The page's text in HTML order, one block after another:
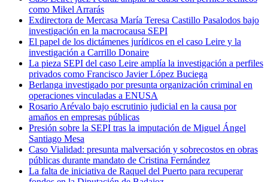
como Mikel Arrarás
Exdirectora de Mercasa María Teresa Castillo Pasalodos bajo
investigación en la macrocausa SEPI
El papel de los dictámenes jurídicos en el caso Leire y la
investigación a Carrillo Donaire
La pieza SEPI del caso Leire amplía la investigación a perfiles
privados como Francisco Javier López Buciega
Berlanga investigado por presunta organización criminal en
operaciones vinculadas a ENUSA
Rosario Arévalo bajo escrutinio judicial en la causa por
amaños en empresas públicas
Presión sobre la SEPI tras la imputación de Miguel Ángel
Santiago Mesa
Caso Vialidad: presunta malversación y sobrecostos en obras
públicas durante mandato de Cristina Fernández
La falta de iniciativa de Raquel del Puerto para recuperar